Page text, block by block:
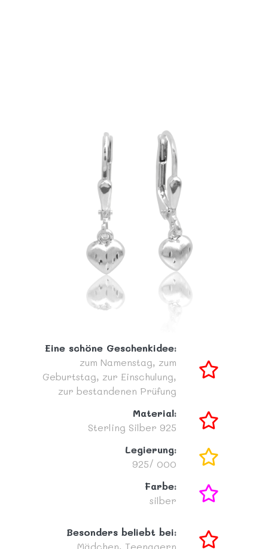
Eine schöne Geschenkidee:
zum Namenstag, zum
Geburtstag, zur Einschulung,
zur bestandenen Prüfung
Material:
Sterling Silber 925
Legierung:
925/ 000
Farbe:
silber
Besonders beliebt bei:
Mädchen,Teenagern